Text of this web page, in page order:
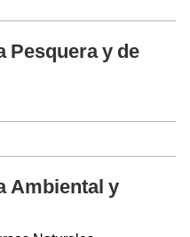
Pesquera y de
Ambiental y